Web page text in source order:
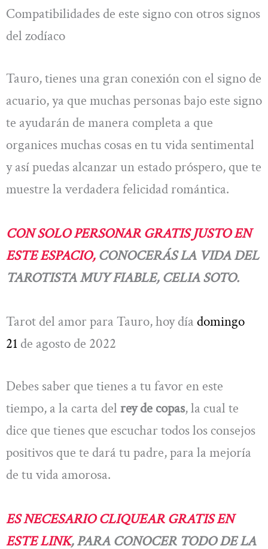
Compatibilidades de este signo con otros signos
del zodíaco
Tauro, tienes una gran conexión con el signo de
acuario, ya que muchas personas bajo este signo
te ayudarán de manera completa a que
organices muchas cosas en tu vida sentimental
y así puedas alcanzar un estado próspero, que te
muestre la verdadera felicidad romántica.
CON SOLO PERSONAR GRATIS JUSTO EN
ESTE ESPACIO,CONOCERÁS LA VIDA DEL
TAROTISTA MUY FIABLE, CELIA SOTO.
Tarot del amor para Tauro, hoy día domingo
21 de agosto de 2022
Debes saber que tienes a tu favor en este
tiempo, a la carta del rey de copas, la cual te
dice que tienes que escuchar todos los consejos
positivos que te dará tu padre, para la mejoría
de tu vida amorosa.
ES NECESARIO CLIQUEAR GRATIS EN
ESTE LINK, PARA CONOCER TODO DE LA